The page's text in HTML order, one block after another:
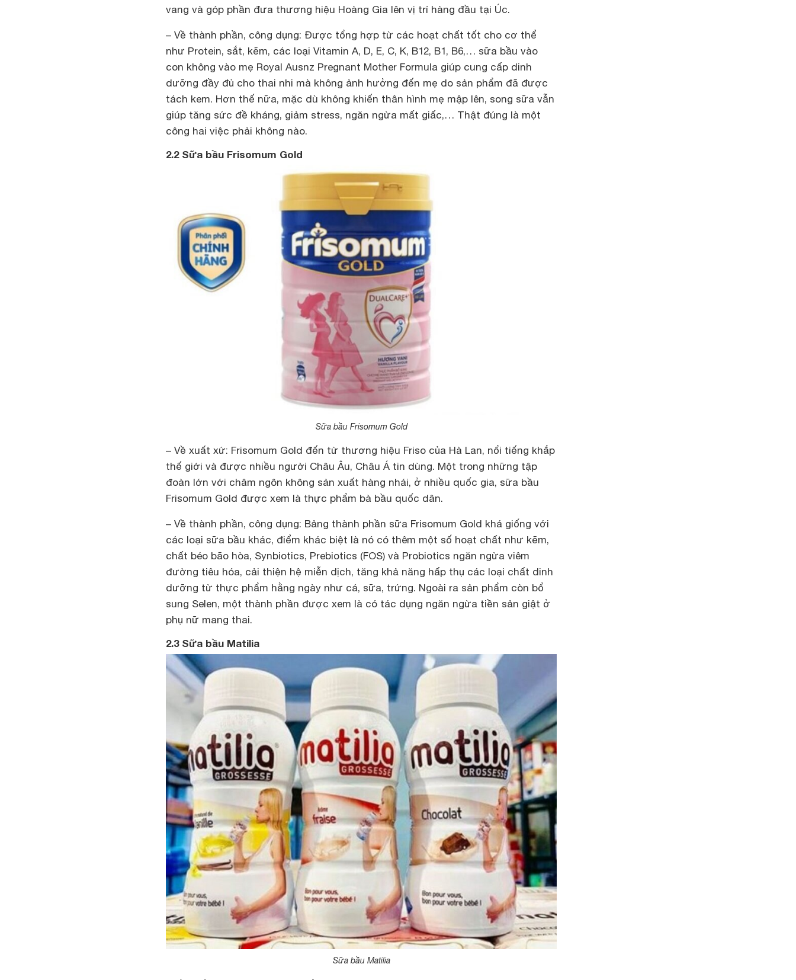
vang và góp phần đưa thương hiệu Hoàng Gia lên vị trí hàng đầu tại Úc.
– Về thành phần, công dụng: Được tổng hợp từ các hoạt chất tốt cho cơ thể
như Protein, sắt, kẽm, các loại Vitamin A, D, E, C, K, B12, B1, B6,… sữa bầu vào
con không vào mẹ Royal Ausnz Pregnant Mother Formula giúp cung cấp dinh
dưỡng đầy đủ cho thai nhi mà không ảnh hưởng đến mẹ do sản phẩm đã được
tách kem. Hơn thế nữa, mặc dù không khiến thân hình mẹ mập lên, song sữa vẫn
giúp tăng sức đề kháng, giảm stress, ngăn ngừa mất giấc,… Thật đúng là một
công hai việc phải không nào.
2.2 Sữa bầu Frisomum Gold
Sữa bầu Frisomum Gold
– Về xuất xứ: Frisomum Gold đến từ thương hiệu Friso của Hà Lan, nổi tiếng khắp
thế giới và được nhiều người Châu Âu, Châu Á tin dùng. Một trong những tập
đoàn lớn với châm ngôn không sản xuất hàng nhái, ở nhiều quốc gia, sữa bầu
Frisomum Gold được xem là thực phẩm bà bầu quốc dân.
– Về thành phần, công dụng: Bảng thành phần sữa Frisomum Gold khá giống với
các loại sữa bầu khác, điểm khác biệt là nó có thêm một số hoạt chất như kẽm,
chất béo bão hòa, Synbiotics, Prebiotics (FOS) và Probiotics ngăn ngừa viêm
đường tiêu hóa, cải thiện hệ miễn dịch, tăng khả năng hấp thụ các loại chất dinh
dưỡng từ thực phẩm hằng ngày như cá, sữa, trứng. Ngoài ra sản phẩm còn bổ
sung Selen, một thành phần được xem là có tác dụng ngăn ngừa tiền sản giật ở
phụ nữ mang thai.
2.3 Sữa bầu Matilia
Sữa bầu Matilia